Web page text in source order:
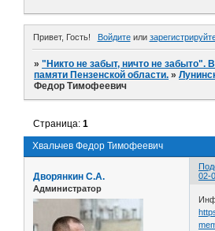
Привет, Гость! Войдитеили
»"Никто не забыт, ничто не забыто".
памяти Пензенской области. »
Федор Тимофеевич
Хвальчев Федор Тимофеевич
Страница:1
02-
Дворянкин С.А.
Администратор